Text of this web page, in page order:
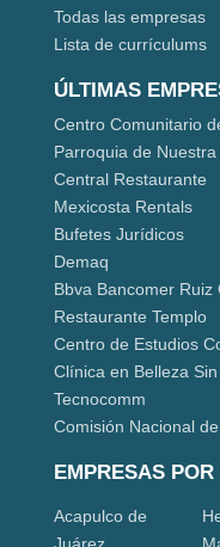
Todas las empresas
Lista de currículums
ÚLTIMAS
Centro Comunitario
Parroquia de
Central Restaurante
Mexicosta Rentals
Bufetes Jurídicos
Demaq
Bbva Bancomer Ruiz
Restaurante Templo
Centro de Estudios
Clínica en Belleza
Tecnocomm
Comisión Nacional
EMPRESAS
Acapulco de
Juárez